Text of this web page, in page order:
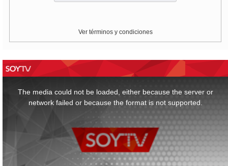
Ver términos y condiciones
The media could not be loaded, either because the server or
network failed or because the format is not supported.